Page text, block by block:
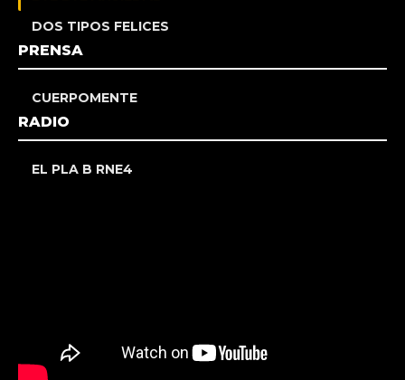
DOS TIPOS FELICES
PRENSA
CUERPOMENTE
RADIO
EL PLA B RNE4